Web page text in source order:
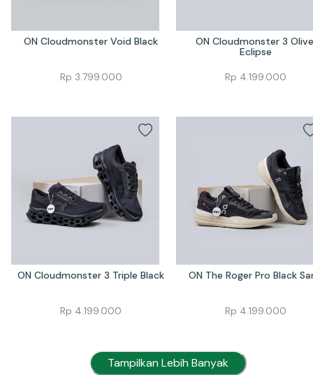
ON Cloudmonster Void Black
Rp 3.799.000
ON Cloudmonster 3 Olive
Eclipse
Rp 4.199.000
ON Cloudmonster 3 Triple Black
Rp 4.199.000
ON The Roger Pro Black
Rp 4.199.000
Tampilkan Lebih Banyak